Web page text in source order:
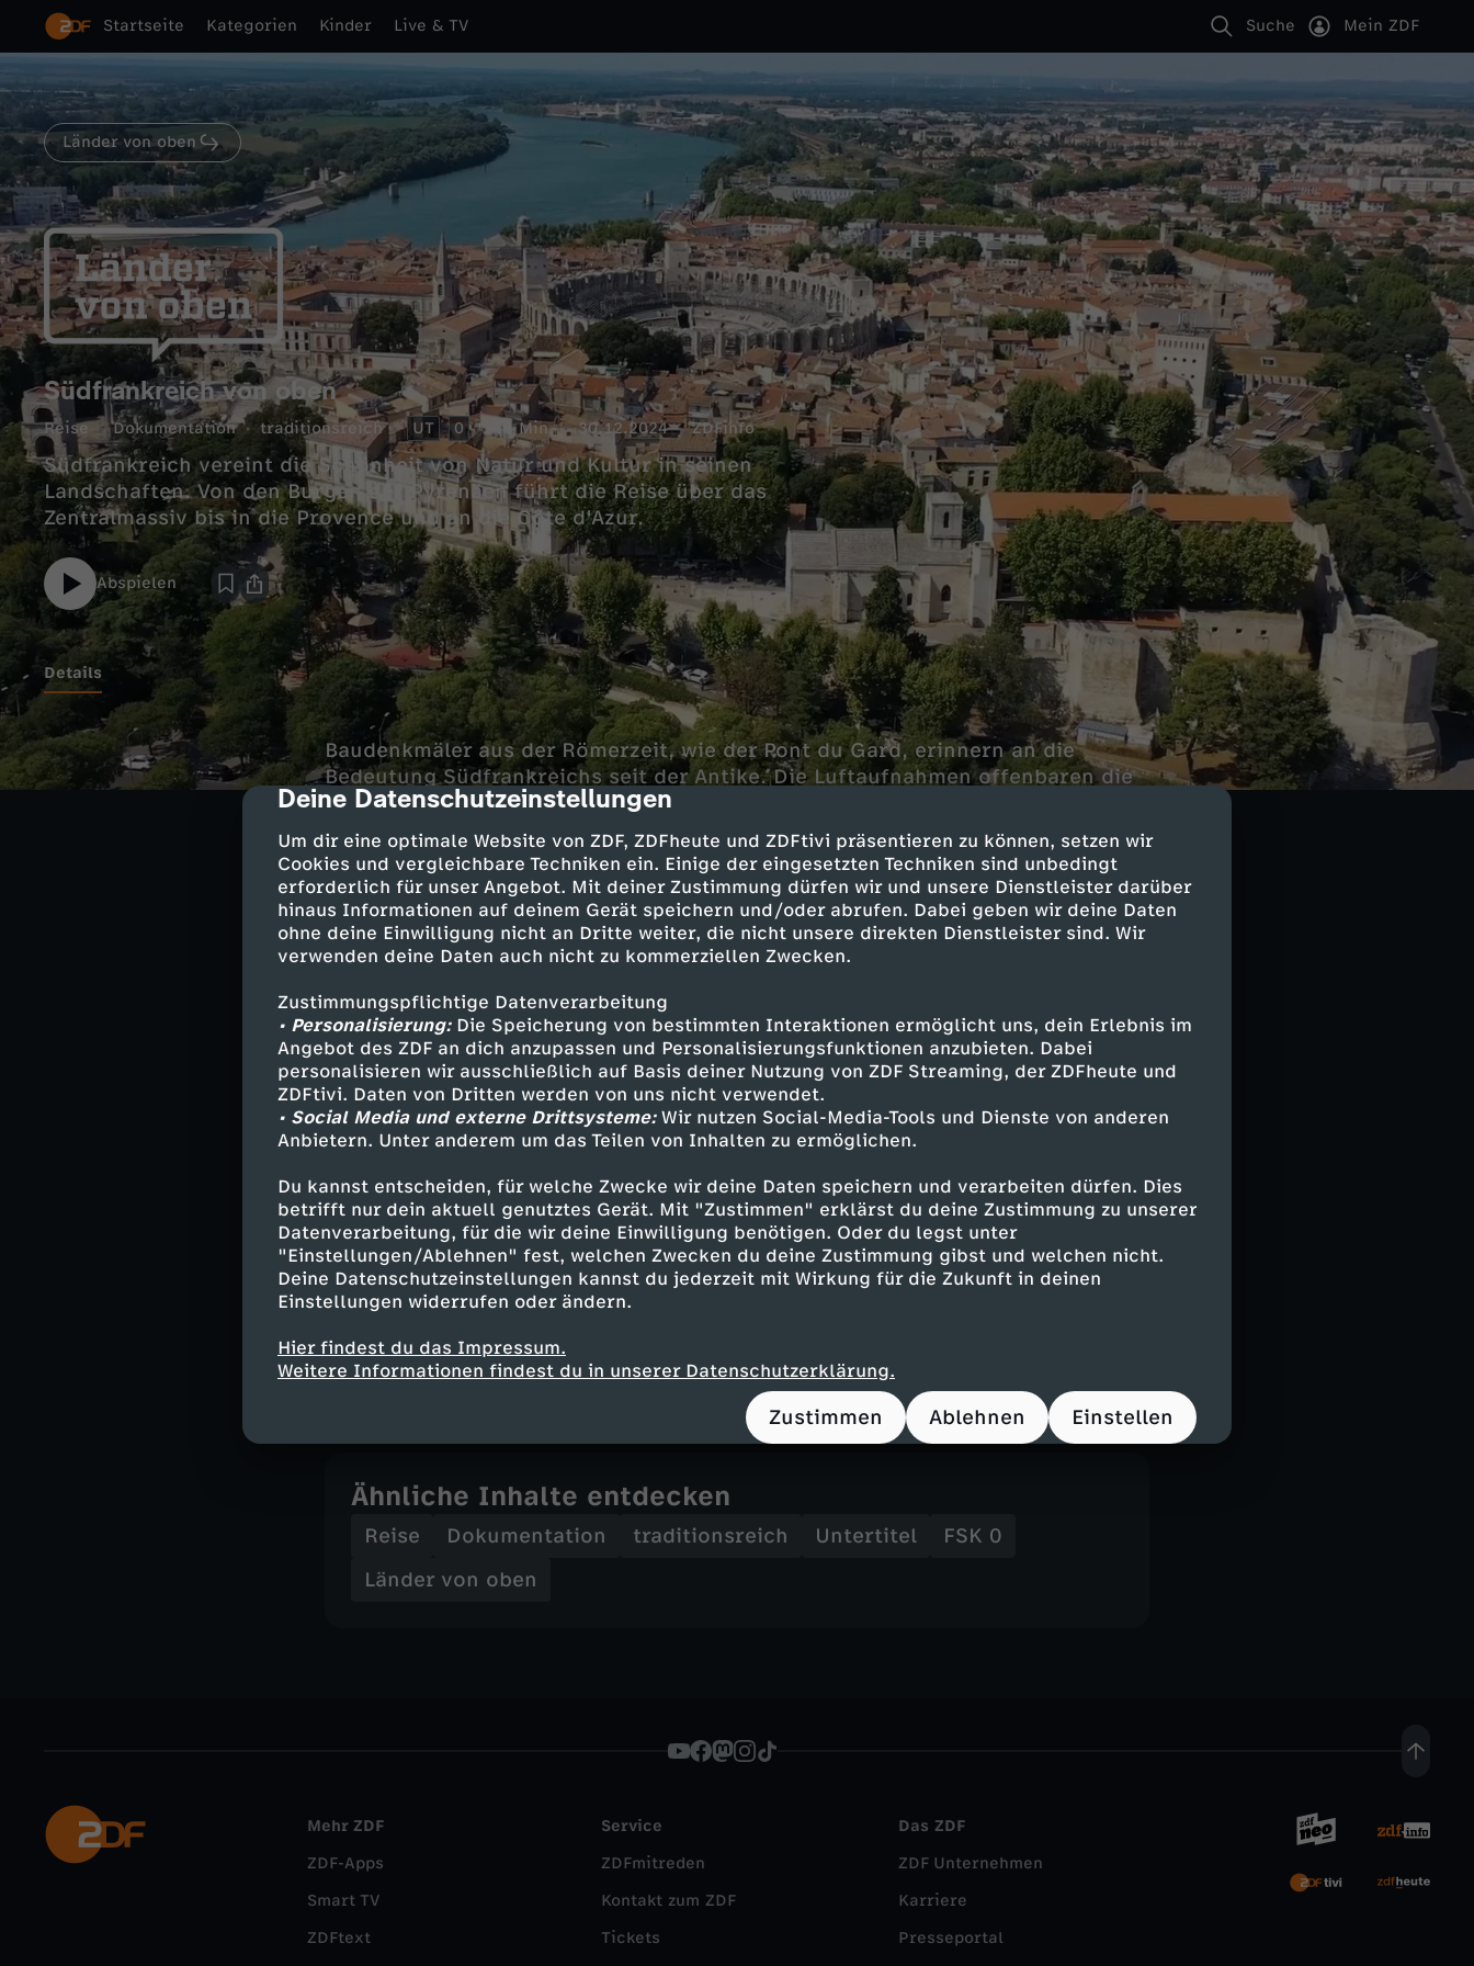
cmp-dialog-description
Deine Datenschutzeinstellungen
Um dir eine optimale Website von ZDF, ZDFheute und ZDFtivi präsentieren zu können, setzen wir
Cookies und vergleichbare Techniken ein. Einige der eingesetzten Techniken sind unbedingt
erforderlich für unser Angebot. Mit deiner Zustimmung dürfen wir und unsere Dienstleister darüber
hinaus Informationen auf deinem Gerät speichern und/oder abrufen. Dabei geben wir deine Daten
ohne deine Einwilligung nicht an Dritte weiter, die nicht unsere direkten Dienstleister sind. Wir
verwenden deine Daten auch nicht zu kommerziellen Zwecken.
Zustimmungspflichtige Datenverarbeitung
• Personalisierung:Die Speicherung von bestimmten Interaktionen ermöglicht uns, dein Erlebnis im
Angebot des ZDF an dich anzupassen und Personalisierungsfunktionen anzubieten. Dabei
personalisieren wir ausschließlich auf Basis deiner Nutzung von ZDF Streaming, der ZDFheute und
ZDFtivi. Daten von Dritten werden von uns nicht verwendet.
• Social Media und externe Drittsysteme:Wir nutzen Social-Media-Tools und Dienste von anderen
Anbietern. Unter anderem um das Teilen von Inhalten zu ermöglichen.
Du kannst entscheiden, für welche Zwecke wir deine Daten speichern und verarbeiten dürfen. Dies
betrifft nur dein aktuell genutztes Gerät. Mit "Zustimmen" erklärst du deine Zustimmung zu unserer
Datenverarbeitung, für die wir deine Einwilligung benötigen. Oder du legst unter
"Einstellungen/Ablehnen" fest, welchen Zwecken du deine Zustimmung gibst und welchen nicht.
Deine Datenschutzeinstellungen kannst du jederzeit mit Wirkung für die Zukunft in deinen
Einstellungen widerrufen oder ändern.
Hier findest du das Impressum.
Weitere Informationen findest du in unserer Datenschutzerklärung.
Zustimmen Ablehnen Einstellen
Startseite Kategorien Kinder Live & TV Suche Mein ZDF
Länder von oben
Südfrankreich von oben
Reise Dokumentation traditionsreich UT 0 44 Min. 30.12.2024 ZDFinfo
Südfrankreich vereint die Schönheit von Natur und Kultur in seinen
Landschaften. Von den Burgen der Pyrenäen führt die Reise über das
Abspielen
Details
Baudenkmäler aus der Römerzeit, wie der Pont du Gard, erinnern an die
Bedeutung Südfrankreichs seit der Antike. Die Luftaufnahmen offenbaren die
Spuren der Geschichte ganz besonders. Aber auch moderne Bauten
beeindrucken – wie das 270 Meter hohe Viadukt von Millau.
Landstriche für jeden Geschmack
Geschmack hat dieses Land etwas zu bieten – seien es die sehr
unterschiedlichen Küsten an Atlantik und Mittelmeer, ursprüngliche
Landschaften wie die Camargue oder die Schluchten von Ardèche und Tarn,
schöne Städte und Dörfer, historische Stätten oder der Glanz der mondänen
Côte d'Azur.
Auch die Weingüter rund um Bordeaux und der Wallfahrtsort Lourdes ziehen
Besucher aus der ganzen Welt an.
Die Schönheit der Landschaften und Städte
in ihrer ganzen Schönheit. Die Reihe "... von oben" fängt diese Schönheit in
verschiedenen Regionen der Erde ein.
Ähnliche Inhalte entdecken
Reise Dokumentation traditionsreich Untertitel
FSK 0
Länder von oben
Mehr ZDF
ZDF-Apps
Smart TV
ZDFtext
Service
ZDFmitreden
Kontakt zum ZDF
Tickets
Das ZDF
ZDF Unternehmen
Karriere
Presseportal